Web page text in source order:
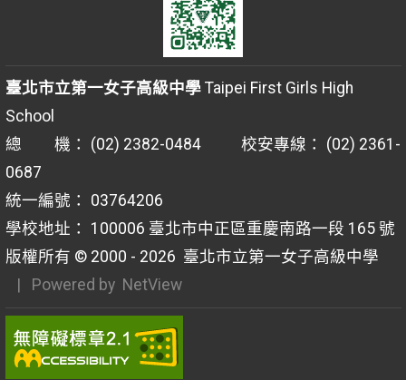
臺北市立第一女子高級中學Taipei First Girls High
School
總 機： (02) 2382-0484 校安專線： (02) 2361-
0687
統一編號： 03764206
學校地址： 100006 臺北市中正區重慶南路一段 165 號
版權所有 © 2000 - 2026 臺北市立第一女子高級中學
| Powered by NetView